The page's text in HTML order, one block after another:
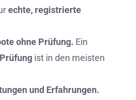
echte, registrierte
ohne Prüfung. Ein
ist in den meisten
und Erfahrungen.